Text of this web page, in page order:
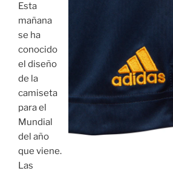
Esta
mañana
se ha
conocido
el diseño
de la
camiseta
para el
Mundial
del año
que viene.
Las